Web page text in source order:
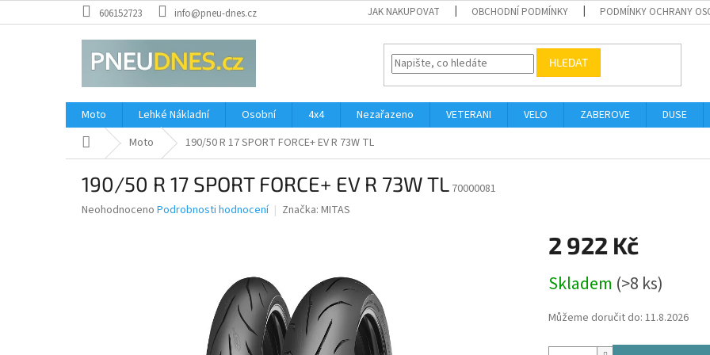
na
606152723 info@pneu-dnes.cz JAK NAKUPOVAT OBCHODNÍ PODMÍNKY PODMÍNKY OCHRANY
HLEDAT
Moto Lehké Nákladní Osobní 4x4 Nezařazeno VETERANI VELO ZABEROVE DUSE
Domů Moto 190/50 R 17 SPORT FORCE+ EV R 73W TL
190/50 R 17 SPORT FORCE+ EV R 73W TL 70000081
Průměrné
Neohodnoceno Podrobnosti hodnocení Značka: MITAS
2 922 Kč
cena:
Skladem (>8 ks)
Můžeme doručit do: 11.8.2026